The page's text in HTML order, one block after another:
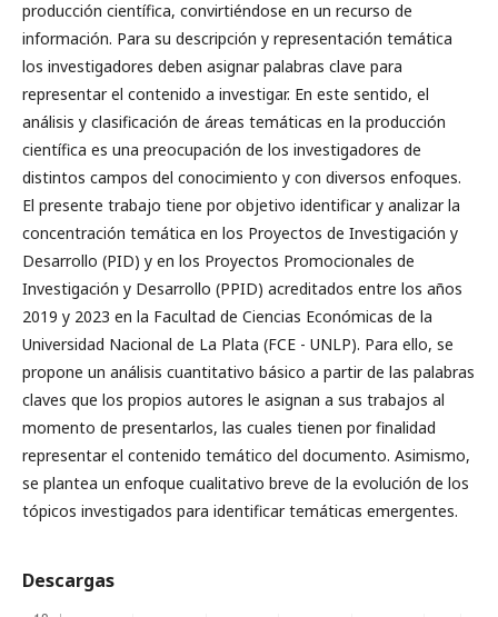
producción científica, convirtiéndose en un recurso de
información. Para su descripción y representación temática
los investigadores deben asignar palabras clave para
representar el contenido a investigar. En este sentido, el
análisis y clasificación de áreas temáticas en la producción
científica es una preocupación de los investigadores de
distintos campos del conocimiento y con diversos enfoques.
El presente trabajo tiene por objetivo identificar y analizar la
concentración temática en los Proyectos de Investigación y
Desarrollo (PID) y en los Proyectos Promocionales de
Investigación y Desarrollo (PPID) acreditados entre los años
2019 y 2023 en la Facultad de Ciencias Económicas de la
Universidad Nacional de La Plata (FCE - UNLP). Para ello, se
propone un análisis cuantitativo básico a partir de las palabras
claves que los propios autores le asignan a sus trabajos al
momento de presentarlos, las cuales tienen por finalidad
representar el contenido temático del documento. Asimismo,
se plantea un enfoque cualitativo breve de la evolución de los
tópicos investigados para identificar temáticas emergentes.
Descargas